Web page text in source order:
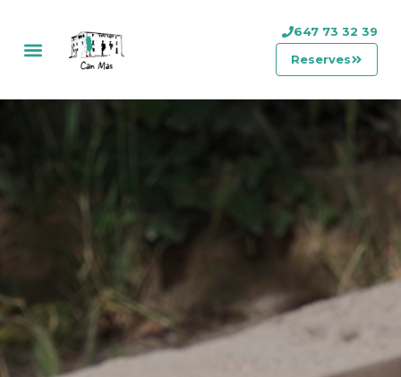
647 73 32 39
Reserves